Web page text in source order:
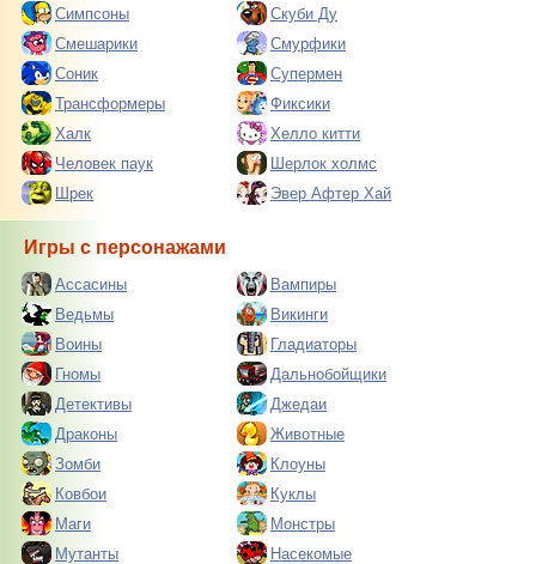
Симпсоны
Скуби Ду
Смешарики
Смурфики
Соник
Супермен
Трансформеры
Фиксики
Халк
Хелло китти
Человек паук
Шерлок холмс
Шрек
Эвер Афтер Хай
Игры с персонажами
Ассасины
Вампиры
Ведьмы
Викинги
Воины
Гладиаторы
Гномы
Дальнобойщики
Детективы
Джедаи
Драконы
Животные
Зомби
Клоуны
Ковбои
Куклы
Маги
Монстры
Мутанты
Насекомые